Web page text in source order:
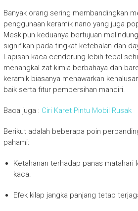
Banyak orang sering membandingkan
penggunaan keramik nano yang juga
Meskipun keduanya bertujuan
signifikan pada tingkat ketebalan dan
Lapisan kaca cenderung lebih tebal
menangkal zat kimia berbahaya dan
keramik biasanya menawarkan
baik serta fitur pembersihan mandiri.
Baca juga : Ciri Karet Pintu Mobil Rusak
Berikut adalah beberapa poin
pahami:
Ketahanan terhadap panas matahari
kaca.
Efek kilap jangka panjang tetap